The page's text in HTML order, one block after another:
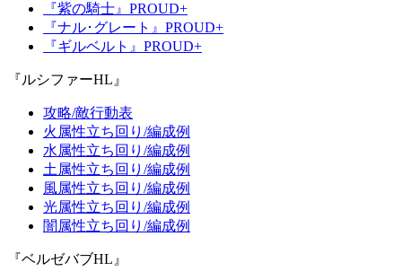
『紫の騎士』PROUD+
『ナル･グレート』PROUD+
『ギルベルト』PROUD+
『ルシファーHL』
攻略/敵行動表
火属性立ち回り/編成例
水属性立ち回り/編成例
土属性立ち回り/編成例
風属性立ち回り/編成例
光属性立ち回り/編成例
闇属性立ち回り/編成例
『ベルゼバブHL』